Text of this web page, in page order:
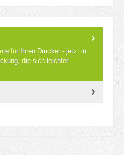
für Ihren Drucker - jetzt in
die sich leichter